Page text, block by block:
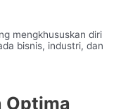
mengkhususkan diri
bisnis, industri, dan
Optima